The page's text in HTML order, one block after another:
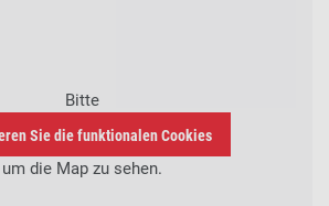
Bitte
Sie die funktionalen Cookies
um die Map zu sehen.